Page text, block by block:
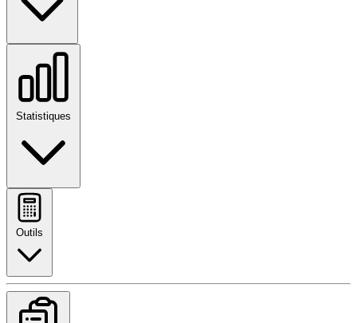
Statistiques
Outils